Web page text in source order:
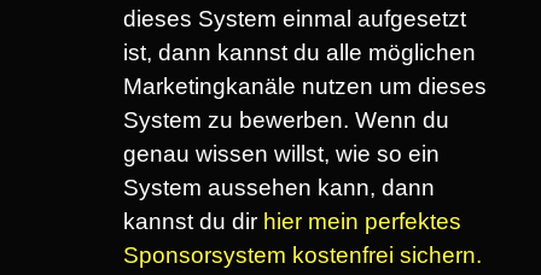
dieses System einmal aufgesetzt
ist, dann kannst du alle möglichen
Marketingkanäle nutzen um dieses
System zu bewerben. Wenn du
genau wissen willst, wie so ein
System aussehen kann, dann
kannst du dir hier mein perfektes
Sponsorsystem kostenfrei sichern.